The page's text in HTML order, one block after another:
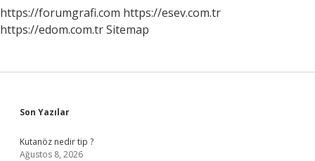
https://forumgrafi.com https://esev.com.tr
https://edom.com.trSitemap
Sidebar
Son Yazılar
Kutanöz nedir tip ?
Ağustos 8, 2026